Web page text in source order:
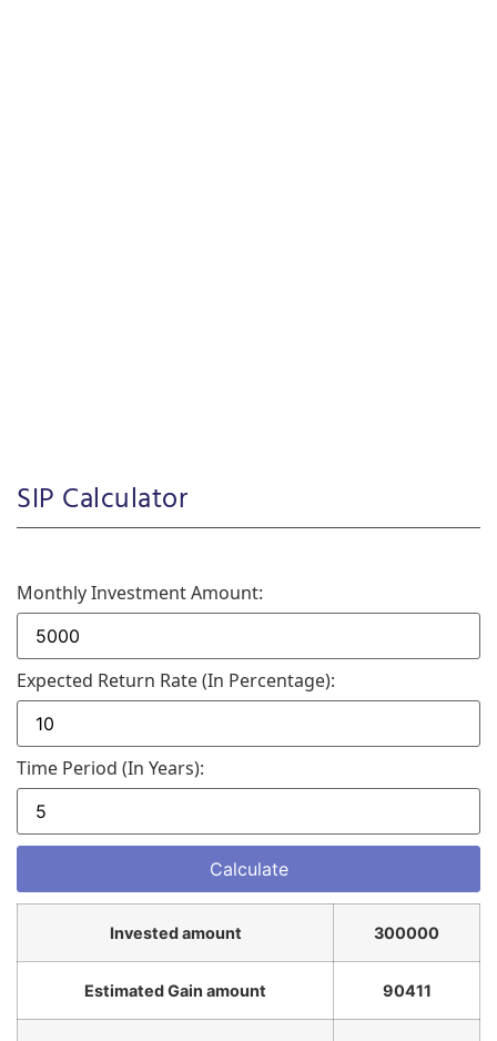
SIP Calculator
Monthly Investment Amount:
Expected Return Rate (in Percentage):
Time Period (in Years):
Invested amount 300000
Estimated Gain amount 90411